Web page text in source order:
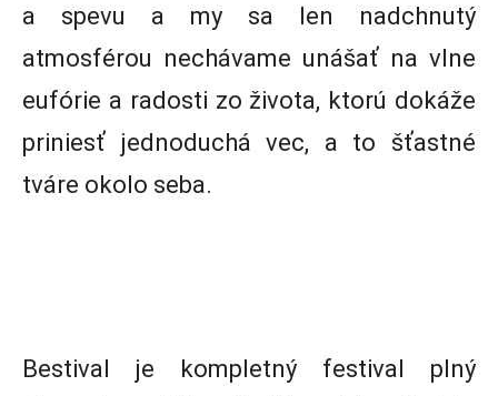
a spevu a my sa len nadchnutý
atmosférou nechávame unášať na vlne
eufórie a radosti zo života, ktorú dokáže
priniesť jednoduchá vec, a to šťastné
tváre okolo seba.
Bestival je kompletný festival plný